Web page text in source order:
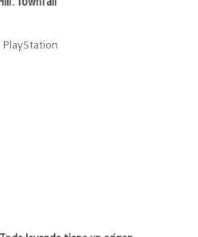
PlayStation